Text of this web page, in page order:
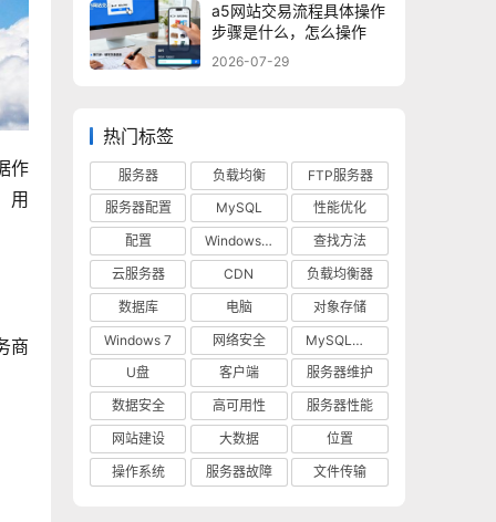
作
用
商
a5网站交易流程具体操作
步骤是什么，怎么操作
2026-07-29
热门标签
服务器 负载均衡
FTP服务器
服务器配置
MySQL
性能优化
配置
Windows 10
查找方法
云服务器
CDN
负载均衡器
数据库
电脑
对象存储
Windows 7
网络安全
MySQL数据库
U盘
客户端
服务器维护
数据安全
高可用性
服务器性能
网站建设
大数据
位置
操作系统
服务器故障 文件传输